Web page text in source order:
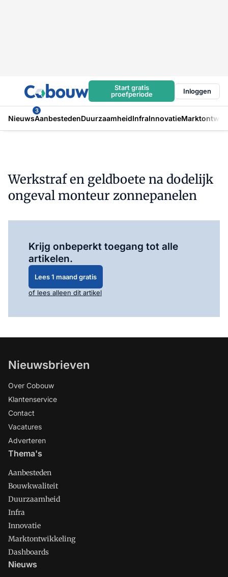
Start gratis
proefperiode
Inloggen
Nieuws
3
AanbestedenDuurzaamheidInfraInnovatie
Werkstraf en geldboete na dodelijk
ongeval monteur zonnepanelen
Krijg onbeperkt toegang tot alle
artikelen.
Lees 1 maand gratis
of lees alleen dit artikel
Nieuwsbrieven
Over Cobouw
Klantenservice
Contact
Vacatures
Adverteren
Thema's
Aanbesteden
Bouwkwaliteit
Duurzaamheid
Infra
Innovatie
Marktontwikkeling
Dashboards
Nieuws